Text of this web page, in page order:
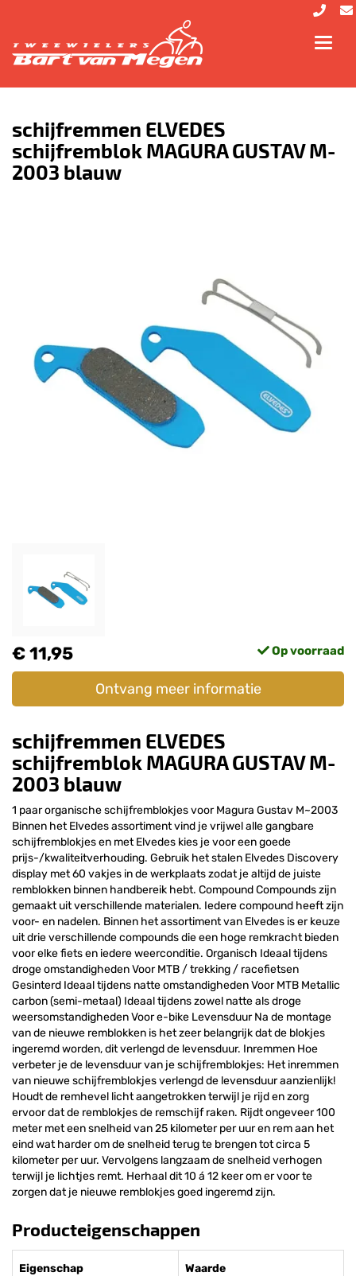
schijfremmen ELVEDES
schijfremblok MAGURA GUSTAV M-
2003 blauw
€ 11,95 Op voorraad
Ontvang meer informatie
schijfremmen ELVEDES
schijfremblok MAGURA GUSTAV M-
2003 blauw
1 paar organische schijfremblokjes voor Magura Gustav M~2003
Binnen het Elvedes assortiment vind je vrijwel alle gangbare
schijfremblokjes en met Elvedes kies je voor een goede
prijs-/kwaliteitverhouding. Gebruik het stalen Elvedes Discovery
display met 60 vakjes in de werkplaats zodat je altijd de juiste
remblokken binnen handbereik hebt. Compound Compounds zijn
gemaakt uit verschillende materialen. Iedere compound heeft zijn
voor- en nadelen. Binnen het assortiment van Elvedes is er keuze
uit drie verschillende compounds die een hoge remkracht bieden
voor elke fiets en iedere weerconditie. Organisch Ideaal tijdens
droge omstandigheden Voor MTB / trekking / racefietsen
Gesinterd Ideaal tijdens natte omstandigheden Voor MTB Metallic
carbon (semi-metaal) Ideaal tijdens zowel natte als droge
weersomstandigheden Voor e-bike Levensduur Na de montage
van de nieuwe remblokken is het zeer belangrijk dat de blokjes
ingeremd worden, dit verlengd de levensduur. Inremmen Hoe
verbeter je de levensduur van je schijfremblokjes: Het inremmen
van nieuwe schijfremblokjes verlengd de levensduur aanzienlijk!
Houdt de remhevel licht aangetrokken terwijl je rijd en zorg
ervoor dat de remblokjes de remschijf raken. Rijdt ongeveer 100
meter met een snelheid van 25 kilometer per uur en rem aan het
eind wat harder om de snelheid terug te brengen tot circa 5
kilometer per uur. Vervolgens langzaam de snelheid verhogen
terwijl je lichtjes remt. Herhaal dit 10 á 12 keer om er voor te
zorgen dat je nieuwe remblokjes goed ingeremd zijn.
Producteigenschappen
Eigenschap Waarde